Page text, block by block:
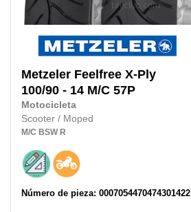
Metzeler Feelfree X-Ply
100/90 - 14 M/C 57P
Motocicleta
Scooter / Moped
M/C BSW R
Número de pieza: 0007054470474301422